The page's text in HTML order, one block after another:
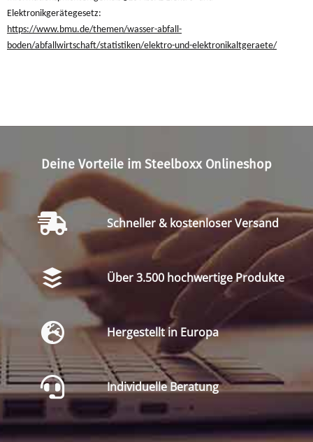
Elektronikgerätegesetz:
https://www.bmu.de/themen/wasser-abfall-
boden/abfallwirtschaft/statistiken/elektro-und-elektronikaltgeraete/
Deine Vorteile im Steelboxx Onlineshop
Schneller & kostenloser Versand
Über 3.500 hochwertige Produkte
Hergestellt in Europa
Individuelle Beratung